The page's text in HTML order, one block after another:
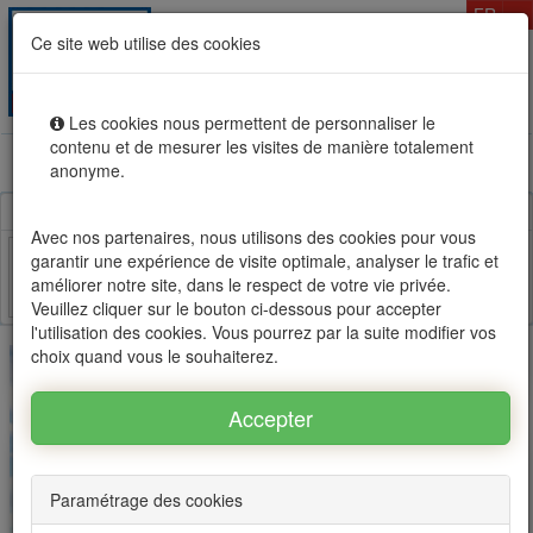
Ce site web utilise des cookies
Les cookies nous permettent de personnaliser le
contenu et de mesurer les visites de manière totalement
anonyme.
Avec nos partenaires, nous utilisons des cookies pour vous
garantir une expérience de visite optimale, analyser le trafic et
améliorer notre site, dans le respect de votre vie privée.
Veuillez cliquer sur le bouton ci-dessous pour accepter
l'utilisation des cookies. Vous pourrez par la suite modifier vos
choix quand vous le souhaiterez.
Paramétrage des cookies
FR
Location vente immobilier à l'Ile Maurice, OFIM réseau
Facebook Twitter Email